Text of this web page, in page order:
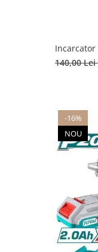
Incarcator
140,00 Lei
-16%
NOU